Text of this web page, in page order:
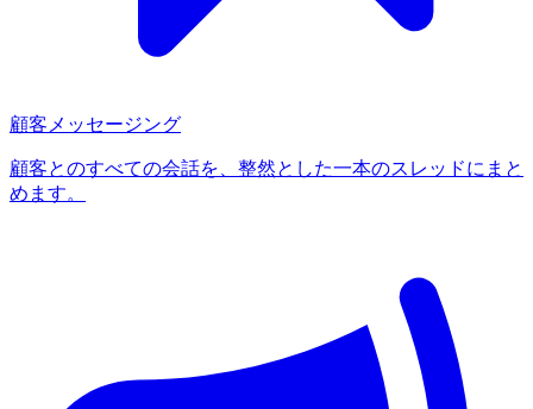
顧客メッセージング
顧客とのすべての会話を、整然とした一本のスレッドにまと
めます。